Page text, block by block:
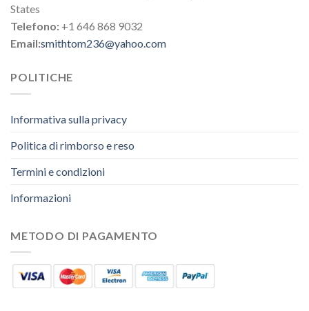
States
Telefono: +1 646 868 9032
Email:smithtom236@yahoo.com
POLITICHE
Informativa sulla privacy
Politica di rimborso e reso
Termini e condizioni
Informazioni
METODO DI PAGAMENTO